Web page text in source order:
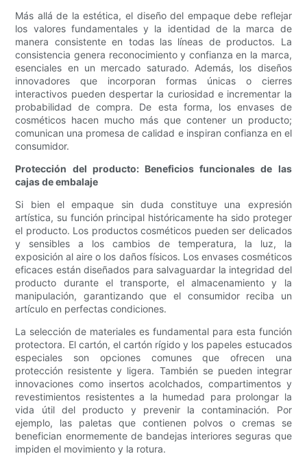
Más allá de la estética, el diseño del empaque debe reflejar
los valores fundamentales y la identidad de la marca de
manera consistente en todas las líneas de productos. La
consistencia genera reconocimiento y confianza en la marca,
esenciales en un mercado saturado. Además, los diseños
innovadores que incorporan formas únicas o cierres
interactivos pueden despertar la curiosidad e incrementar la
probabilidad de compra. De esta forma, los envases de
cosméticos hacen mucho más que contener un producto;
comunican una promesa de calidad e inspiran confianza en el
consumidor.
Protección del producto: Beneficios funcionales de las
cajas de embalaje
Si bien el empaque sin duda constituye una expresión
artística, su función principal históricamente ha sido proteger
el producto. Los productos cosméticos pueden ser delicados
y sensibles a los cambios de temperatura, la luz, la
exposición al aire o los daños físicos. Los envases cosméticos
eficaces están diseñados para salvaguardar la integridad del
producto durante el transporte, el almacenamiento y la
manipulación, garantizando que el consumidor reciba un
artículo en perfectas condiciones.
La selección de materiales es fundamental para esta función
protectora. El cartón, el cartón rígido y los papeles estucados
especiales son opciones comunes que ofrecen una
protección resistente y ligera. También se pueden integrar
innovaciones como insertos acolchados, compartimentos y
revestimientos resistentes a la humedad para prolongar la
vida útil del producto y prevenir la contaminación. Por
ejemplo, las paletas que contienen polvos o cremas se
benefician enormemente de bandejas interiores seguras que
impiden el movimiento y la rotura.